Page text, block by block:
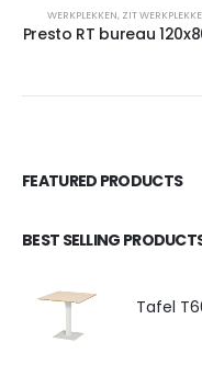
WERKPLEKKEN, ZIT
Presto RT bureau
FEATURED PRODUCTS
BEST SELLING
Tafel